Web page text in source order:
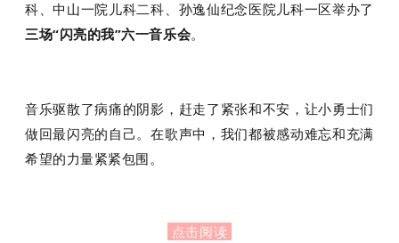
科、中山一院儿科二科、孙逸仙纪念医院儿科一区举办了
三场“闪亮的我”六一音乐会。
音乐驱散了病痛的阴影，赶走了紧张和不安，让小勇士们
做回最闪亮的自己。在歌声中，我们都被感动难忘和充满
希望的力量紧紧包围。
点击阅读